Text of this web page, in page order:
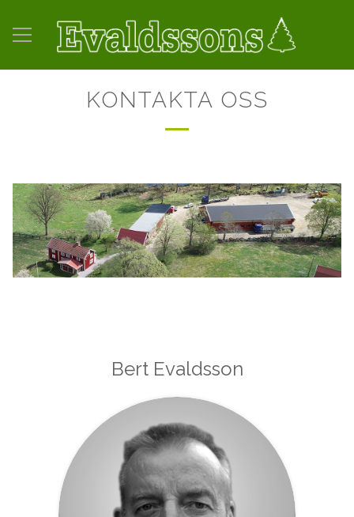
KONTAKTA OSS
Bert Evaldsson